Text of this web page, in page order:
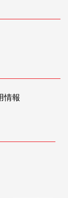
情報